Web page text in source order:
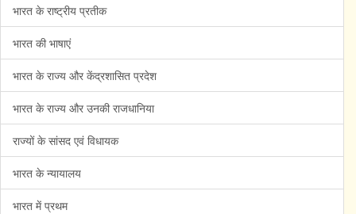
भारत के राष्ट्रीय प्रतीक
भारत की भाषाएं
भारत के राज्य और केंद्रशासित प्रदेश
भारत के राज्य और उनकी राजधानिया
राज्यों के सांसद एवं विधायक
भारत के न्यायालय
भारत में प्रथम